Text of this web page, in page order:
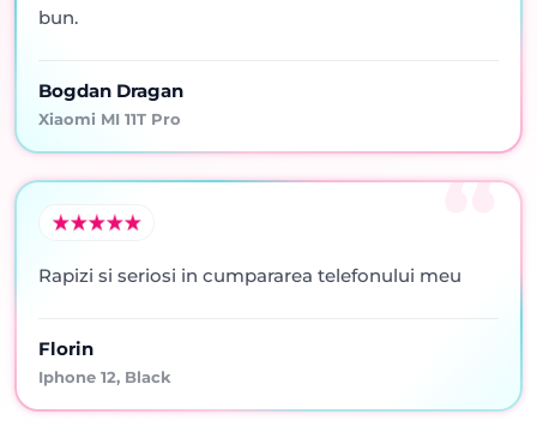
bun.
Bogdan Dragan
Xiaomi MI 11T Pro
Rapizi si seriosi in cumpararea telefonului meu
Florin
Iphone 12, Black